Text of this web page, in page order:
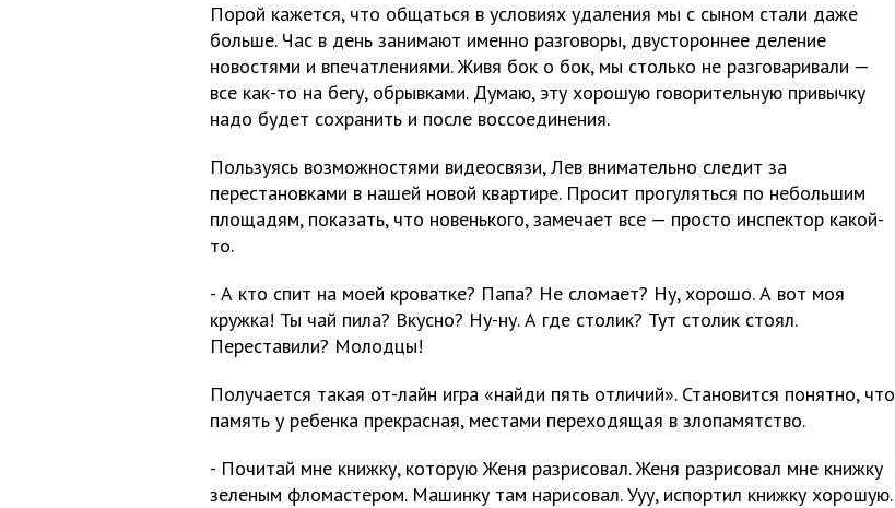
Порой кажется, что общаться в условиях удаления мы с сыном стали даже
больше. Час в день занимают именно разговоры, двустороннее деление
новостями и впечатлениями. Живя бок о бок, мы столько не разговаривали —
все как-то на бегу, обрывками. Думаю, эту хорошую говорительную привычку
надо будет сохранить и после воссоединения.
Пользуясь возможностями видеосвязи, Лев внимательно следит за
перестановками в нашей новой квартире. Просит прогуляться по небольшим
площадям, показать, что новенького, замечает все — просто инспектор какой-
то.
- А кто спит на моей кроватке? Папа? Не сломает? Ну, хорошо. А вот моя
кружка! Ты чай пила? Вкусно? Ну-ну. А где столик? Тут столик стоял.
Переставили? Молодцы!
Получается такая от-лайн игра «найди пять отличий». Становится понятно, что
память у ребенка прекрасная, местами переходящая в злопамятство.
- Почитай мне книжку, которую Женя разрисовал. Женя разрисовал мне книжку
зеленым фломастером. Машинку там нарисовал. Ууу, испортил книжку хорошую.